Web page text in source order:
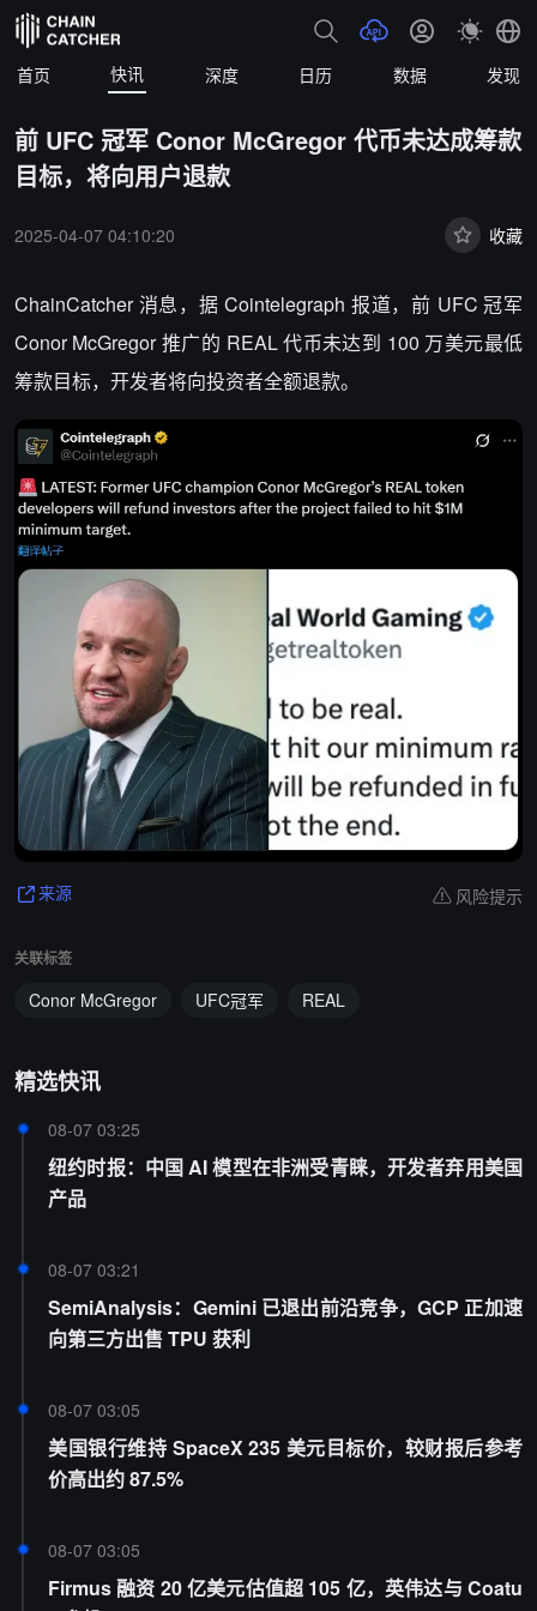
首页 快讯 深度 日历 数据 发现
前 UFC 冠军 Conor McGregor 代币未达成筹款
目标，将向用户退款
2025-04-07 04:10:20 收藏
ChainCatcher 消息， 据 Cointelegraph 报道，前 UFC 冠军
Conor McGregor 推广的 REAL 代币未达到 100 万美元最低
筹款目标，开发者将向投资者全额退款。
来源 风险提示
关联标签
Conor McGregor UFC冠军 REAL
精选快讯
08-07 03:25
纽约时报：中国 AI 模型在非洲受青睐，开发者弃用美国
产品
08-07 03:21
SemiAnalysis：Gemini 已退出前沿竞争，GCP 正加速
向第三方出售 TPU 获利
08-07 03:05
美国银行维持 SpaceX 235 美元目标价，较财报后参考
价高出约 87.5%
08-07 03:05
Firmus 融资 20 亿美元估值超 105 亿，英伟达与 Coatu